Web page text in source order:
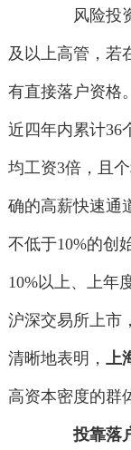
风险投资
及以上高管，若
有直接落户资格
近四年内累计36
均工资3倍，且
确的高薪快速通
不低于10%的创
10%以上、上年
沪深交易所上市
清晰地表明， 上
高资本密度的群
投靠落